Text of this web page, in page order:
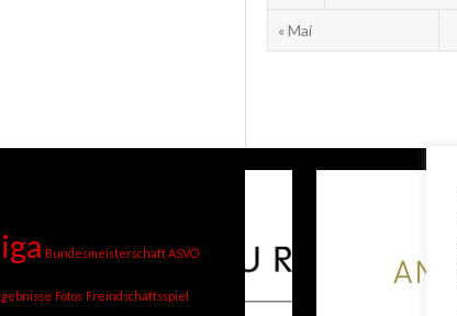
« Mai
Bundesmeisterschaft ASVÖ
Fotos Freindschaftsspiel